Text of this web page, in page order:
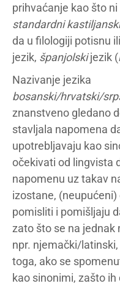
prihvaćanje kao što ni
standardni
da u filologiji potisnu
jezik, španjolskijezik (
Nazivanje jezika
bosanski/hrvatski/
znanstveno gledano
stavljala napomena
upotrebljavaju kao
očekivati od lingvista
napomenu uz takav
izostane,
pomisliti i pomišljaju
zato što se na jednak
npr. njemački/
toga, ako se
kao sinonimi, zašto